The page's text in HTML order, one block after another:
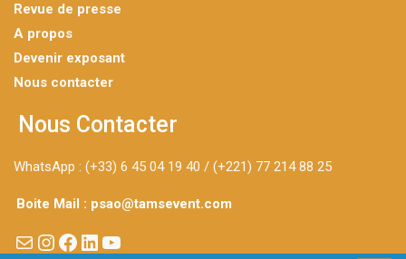
Revue de presse
A propos
Devenir exposant
Nous contacter
Nous Contacter
WhatsApp : (+33) 6 45 04 19 40 / (+221) 77 214 88 25
Boite Mail : psao@tamsevent.com